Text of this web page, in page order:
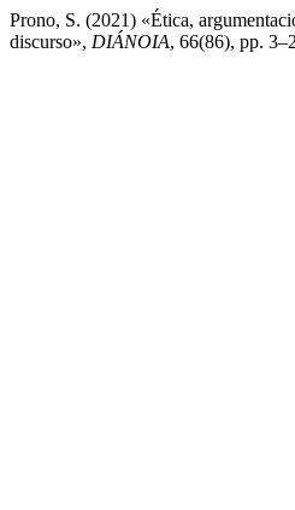
Prono, S. (2021) «Ética,
discurso», DIÁNOIA, 66(86), pp.